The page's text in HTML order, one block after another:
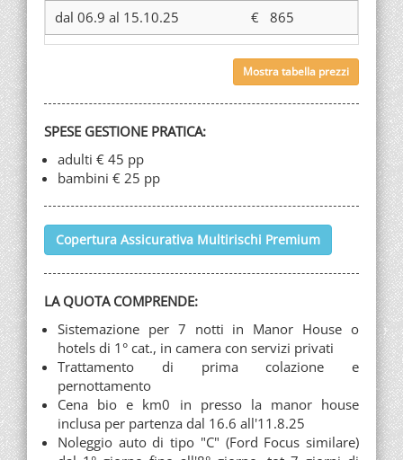
dal 06.9 al 15.10.25
€ 865
Mostra tabella prezzi
SPESE GESTIONE PRATICA:
adulti € 45 pp
bambini € 25 pp
Copertura Assicurativa Multirischi Premium
LA QUOTA COMPRENDE:
Sistemazione per 7 notti in Manor House o
hotels di 1° cat., in camera con servizi privati
Trattamento di prima colazione e
pernottamento
Cena bio e km0 in presso la manor house
inclusa per partenza dal 16.6 all'11.8.25
Noleggio auto di tipo "C" (Ford Focus similare)